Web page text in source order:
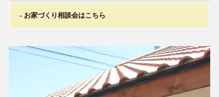
お家づくり相談会はこちら